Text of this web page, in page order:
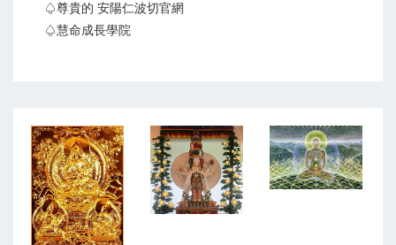
♤尊貴的 安陽仁波切官網
♤慧命成長學院